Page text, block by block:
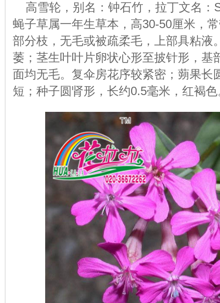
高雪轮，别名：钟石竹，拉丁文名
蝇子草属一年生草本，高30-50厘米，
部分枝，无毛或被疏柔毛，上部具粘液
萎；茎生叶叶片卵状心形至披针形，基
面均无毛。复伞房花序较紧密；蒴果长
短；种子圆肾形，长约0.5毫米，红褐